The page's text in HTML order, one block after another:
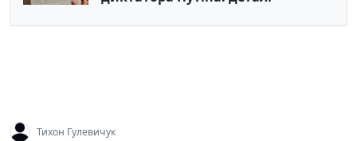
Тихон Гулевичук